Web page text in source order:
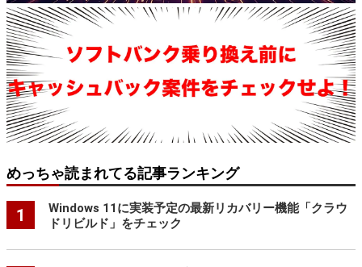
めっちゃ読まれてる記事ランキング
1
Windows 11に実装予定の最新リカバリー機能「クラウ
ドリビルド」をチェック